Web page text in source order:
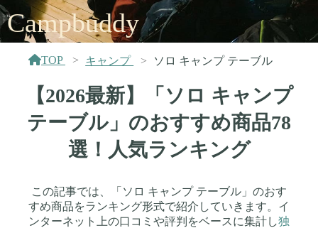
Campbuddy
TOP キャンプ ソロ キャンプ テーブル
【2026最新】「ソロ キャンプ
テーブル」のおすすめ商品78
選！人気ランキング
この記事では、「ソロ キャンプ テーブル」のおす
すめ商品をランキング形式で紹介していきます。イ
ンターネット上の口コミや評判をベースに集計し独